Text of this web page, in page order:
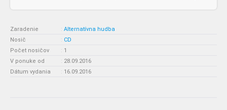
Zaradenie : Alternatívna hudba
Nosič
: CD
Počet nosičov
: 1
V ponuke od
: 28.09.2016
Dátum vydania
: 16.09.2016